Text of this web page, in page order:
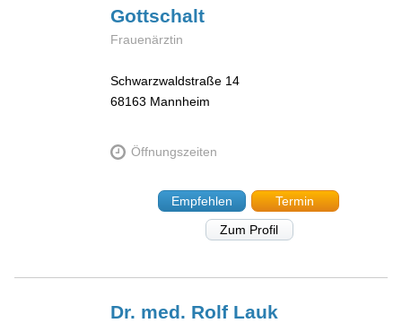
Gottschalt
Frauenärztin
Schwarzwaldstraße 14
68163 Mannheim
Öffnungszeiten
Empfehlen
Termin
Zum Profil
Dr. med. Rolf Lauk